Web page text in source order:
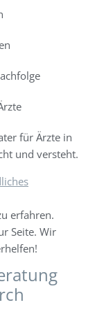
für Ärzte in
und versteht.
erfahren.
Seite. Wir